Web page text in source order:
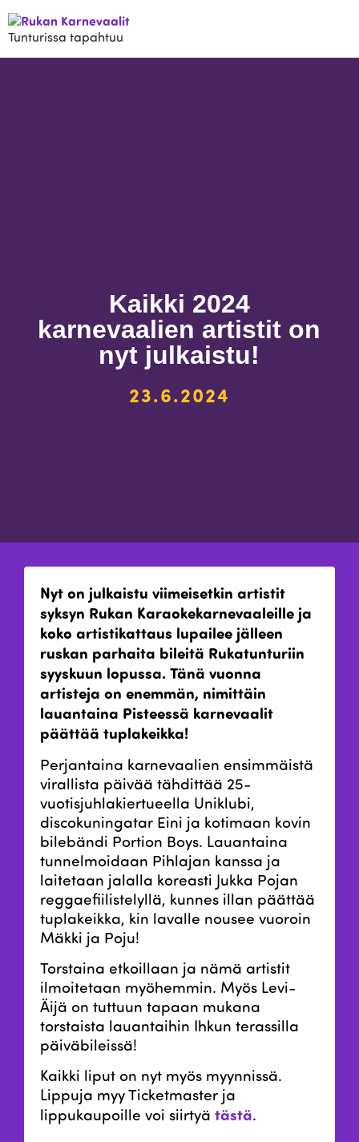
Tunturissa tapahtuu
Kaikki 2024
karnevaalien artistit on
nyt julkaistu!
23.6.2024
Nyt on julkaistu viimeisetkin artistit
syksyn Rukan Karaokekarnevaaleille ja
koko artistikattaus lupailee jälleen
ruskan parhaita bileitä Rukatunturiin
syyskuun lopussa.Tänä vuonna
artisteja on enemmän, nimittäin
lauantaina Pisteessä karnevaalit
päättää tuplakeikka!
Perjantaina karnevaalien ensimmäistä
virallista päivää tähdittää 25-
vuotisjuhlakiertueella Uniklubi,
discokuningatar Eini ja kotimaan kovin
bilebändi Portion Boys. Lauantaina
tunnelmoidaan Pihlajan kanssa ja
laitetaan jalalla koreasti Jukka Pojan
reggaefiilistelyllä, kunnes illan päättää
tuplakeikka, kin lavalle nousee vuoroin
Mäkki ja Poju!
Torstaina etkoillaan ja nämä artistit
ilmoitetaan myöhemmin. Myös Levi-
Äijä on tuttuun tapaan mukana
torstaista lauantaihin Ihkun terassilla
päiväbileissä!
Kaikki liput on nyt myös myynnissä.
Lippuja myy Ticketmaster ja
lippukaupoille voi siirtyä tästä.